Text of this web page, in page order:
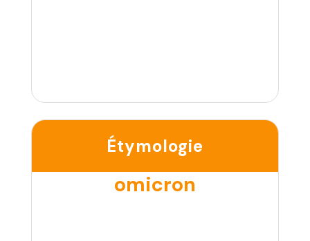
Étymologie
omicron